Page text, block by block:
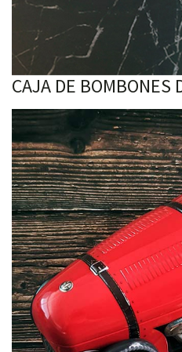
CAJA DE BOMBONES